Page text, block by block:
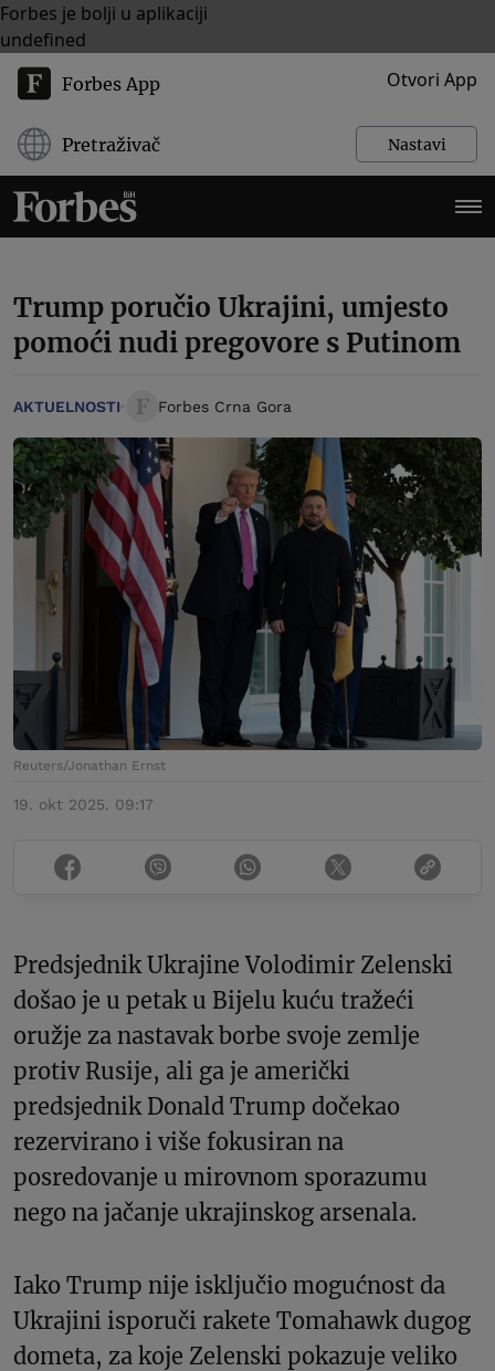
Forbes je bolji u aplikaciji
undefined
Forbes App Otvori App
Pretraživač Nastavi
Trump poručio Ukrajini, umjesto
pomoći nudi pregovore s Putinom
AKTUELNOSTI Forbes Crna Gora
Reuters/Jonathan Ernst
19. okt 2025. 09:17
Predsjednik Ukrajine Volodimir Zelenski
došao je u petak u Bijelu kuću tražeći
oružje za nastavak borbe svoje zemlje
protiv Rusije, ali ga je američki
predsjednik Donald Trump dočekao
rezervirano i više fokusiran na
posredovanje u mirovnom sporazumu
nego na jačanje ukrajinskog arsenala.
Iako Trump nije isključio mogućnost da
Ukrajini isporuči rakete Tomahawk dugog
dometa, za koje Zelenski pokazuje veliko